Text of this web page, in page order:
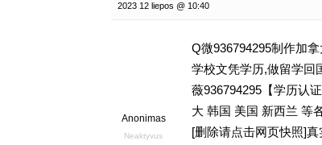
2023 12 liepos @ 10:40
Anonimas
Neaktyvus
Q微936794295制作加
学校文凭学历,做留学回
薇936794295【学历认
大 韩国 美国 新西兰 等
[删除请点击网页快照]